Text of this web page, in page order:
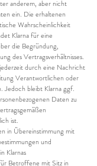
anderem, aber nicht
ein. Die erhaltenen
Wahrscheinlichkeit
Klarna für eine
die Begründung,
des Vertragsverhältnisses.
durch eine Nachricht
Verantwortlichen oder
Jedoch bleibt Klarna ggf.
Daten zu
ist.
in Übereinstimmung mit
und
Klarnas
Betroffene mit Sitz in